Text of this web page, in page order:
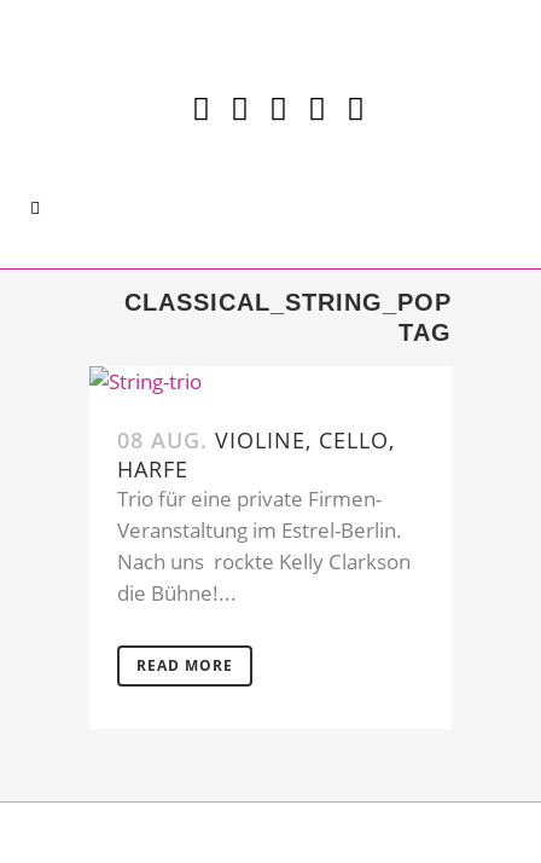
CLASSICAL_STRING_POP
TAG
08 AUG. VIOLINE, CELLO,
HARFE
Trio für eine private Firmen-
Veranstaltung im Estrel-Berlin.
Nach uns rockte Kelly Clarkson
die Bühne!...
READ MORE